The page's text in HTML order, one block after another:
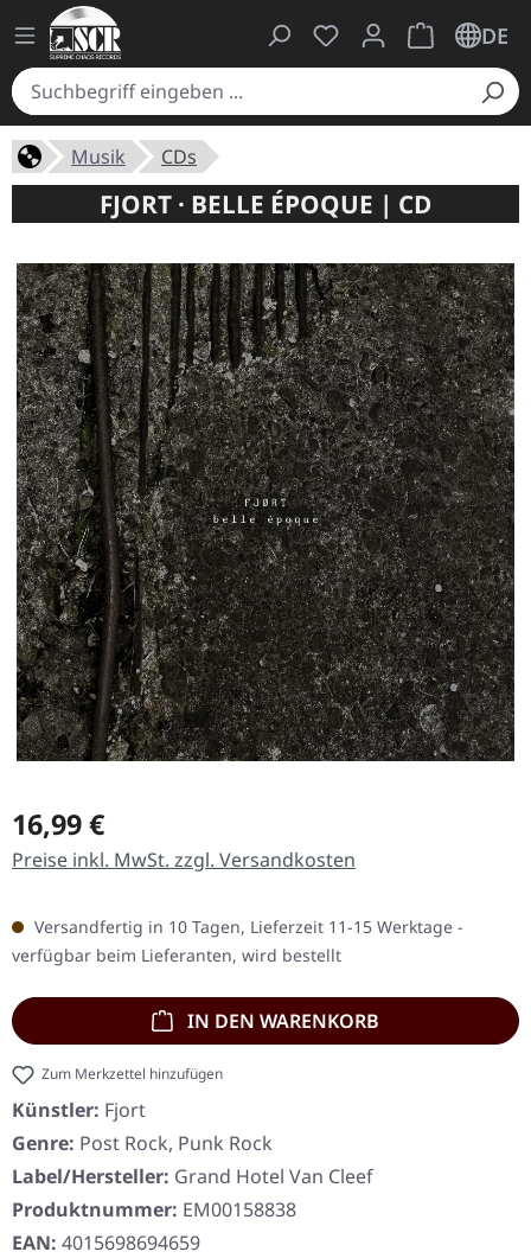
Du hast 0 Produkte
Warenkorb
DE
Musik CDs
FJORT · BELLE ÉPOQUE | CD
Regulärer Preis:
16,99 €
Preise inkl. MwSt. zzgl. Versandkosten
Versandfertig in 10 Tagen, Lieferzeit 11-15 Werktage -
verfügbar beim Lieferanten, wird bestellt
IN DEN WARENKORB
Zum Merkzettel hinzufügen
Künstler: Fjort
Genre: Post Rock, Punk Rock
Label/Hersteller: Grand Hotel Van Cleef
Produktnummer: EM00158838
EAN: 4015698694659